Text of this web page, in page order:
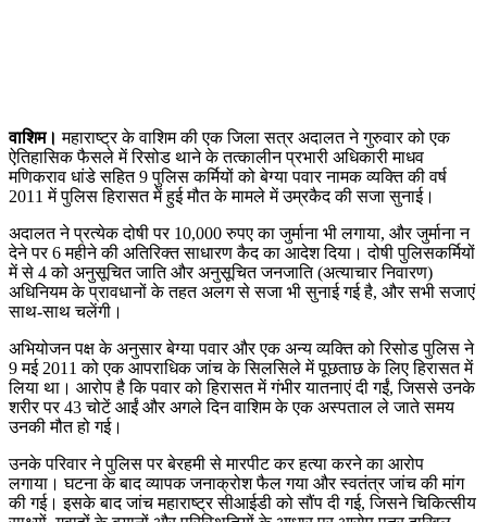
वाशिम। महाराष्ट्र के वाशिम की एक जिला सत्र अदालत ने गुरुवार को एक
ऐतिहासिक फैसले में रिसोड थाने के तत्कालीन प्रभारी अधिकारी माधव
मणिकराव धांडे सहित 9 पुलिस कर्मियों को बेग्या पवार नामक व्यक्ति की वर्ष
2011 में पुलिस हिरासत में हुई मौत के मामले में उम्रकैद की सजा सुनाई।
अदालत ने प्रत्येक दोषी पर 10,000 रुपए का जुर्माना भी लगाया, और जुर्माना न
देने पर 6 महीने की अतिरिक्त साधारण कैद का आदेश दिया। दोषी पुलिसकर्मियों
में से 4 को अनुसूचित जाति और अनुसूचित जनजाति (अत्याचार निवारण)
अधिनियम के प्रावधानों के तहत अलग से सजा भी सुनाई गई है, और सभी सजाएं
साथ-साथ चलेंगी।
अभियोजन पक्ष के अनुसार बेग्या पवार और एक अन्य व्यक्ति को रिसोड पुलिस ने
9 मई 2011 को एक आपराधिक जांच के सिलसिले में पूछताछ के लिए हिरासत में
लिया था। आरोप है कि पवार को हिरासत में गंभीर यातनाएं दी गईं, जिससे उनके
शरीर पर 43 चोटें आईं और अगले दिन वाशिम के एक अस्पताल ले जाते समय
उनकी मौत हो गई।
उनके परिवार ने पुलिस पर बेरहमी से मारपीट कर हत्या करने का आरोप
लगाया। घटना के बाद व्यापक जनाक्रोश फैल गया और स्वतंत्र जांच की मांग
की गई। इसके बाद जांच महाराष्ट्र सीआईडी को सौंप दी गई, जिसने चिकित्सीय